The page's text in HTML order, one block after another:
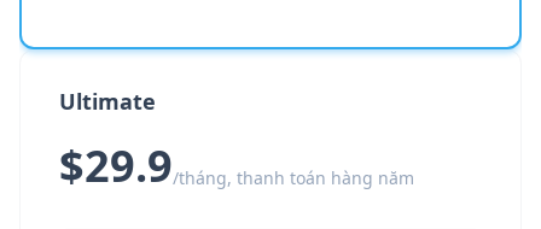
Ultimate
$29.9/tháng, thanh toán hàng năm